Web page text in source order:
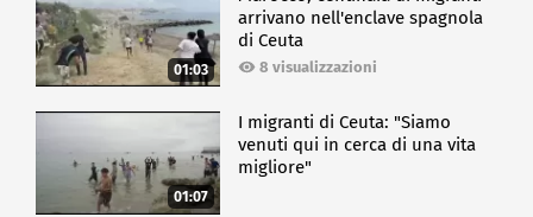
01:03
arrivano nell'enclave spagnola
di Ceuta
8 visualizzazioni
01:07
I migranti di Ceuta: "Siamo
venuti qui in cerca di una vita
migliore"